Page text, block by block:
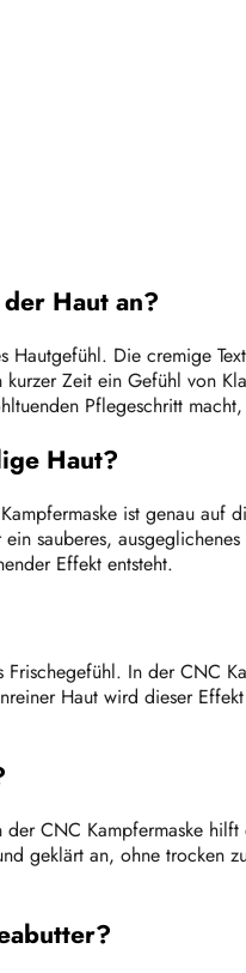
Haut an?
Die cremige
Zeit ein Gefühl von
Pflegeschritt
Haut?
ist genau auf
sauberes,
Effekt entsteht.
In der CNC
Haut wird dieser
CNC Kampfermaske
geklärt an, ohne trocken